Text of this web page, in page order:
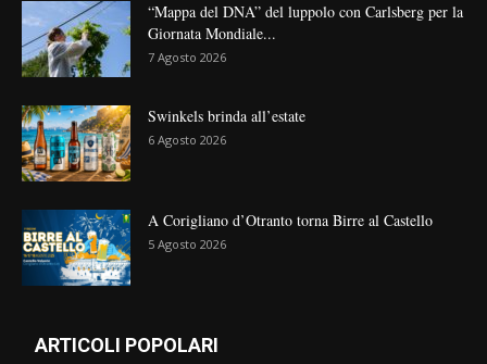
“Mappa del DNA” del luppolo con Carlsberg per la
Giornata Mondiale...
7 Agosto 2026
Swinkels brinda all’estate
6 Agosto 2026
A Corigliano d’Otranto torna Birre al Castello
5 Agosto 2026
ARTICOLI POPOLARI